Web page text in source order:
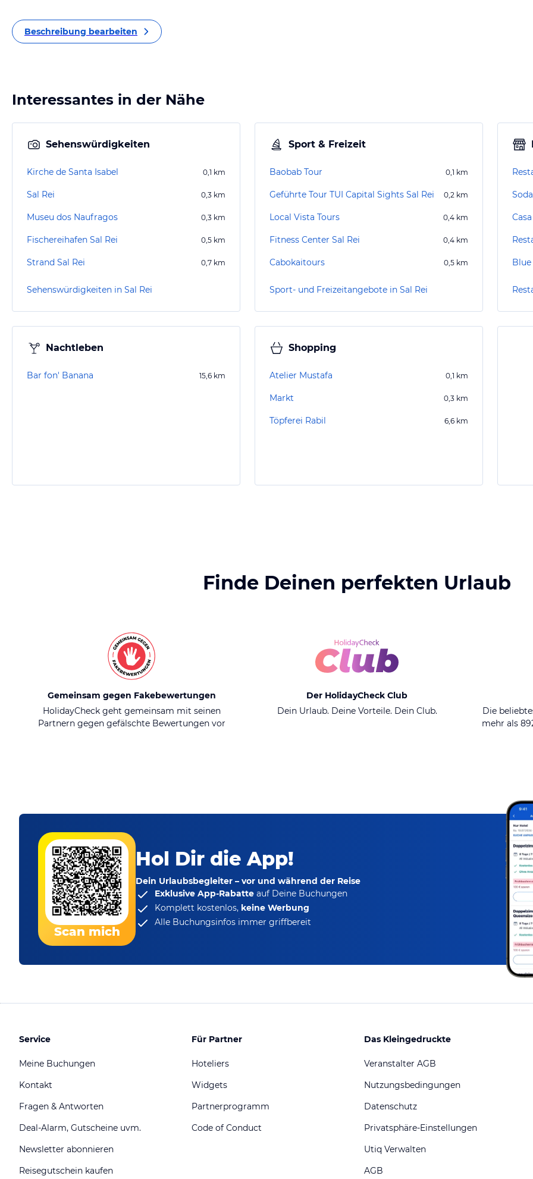
Beschreibung bearbeiten
Interessantes in der Nähe
Sehenswürdigkeiten
Kirche de Santa Isabel 0,1 km
Sal Rei 0,3 km
Museu dos Naufragos 0,3 km
Fischereihafen Sal Rei 0,5 km
Strand Sal Rei 0,7 km
Sehenswürdigkeiten in Sal Rei
Sport & Freizeit
Baobab Tour 0,1 km
Geführte Tour TUI Capital Sights Sal Rei 0,2 km
Local Vista Tours 0,4 km
Fitness Center Sal Rei 0,4 km
Cabokaitours 0,5 km
Sport- und Freizeitangebote in Sal Rei
Nachtleben
Bar fon' Banana 15,6 km
Shopping
Atelier Mustafa 0,1 km
Markt 0,3 km
Töpferei Rabil 6,6 km
Finde Deinen perfekten Urlaub
Gemeinsam gegen Fakebewertungen
HolidayCheck geht gemeinsam mit seinen
Partnern gegen gefälschte Bewertungen vor
Der HolidayCheck Club
Dein Urlaub. Deine Vorteile. Dein Club.
Die
mehr als
Scan mich
Hol Dir die App!
Dein Urlaubsbegleiter – vor und während der Reise
Exklusive App-Rabatte auf Deine Buchungen
Komplett kostenlos, keine Werbung
Alle Buchungsinfos immer griffbereit
Service
Meine Buchungen
Kontakt
Fragen & Antworten
Deal-Alarm, Gutscheine uvm.
Newsletter abonnieren
Reisegutschein kaufen
Für Partner
Hoteliers
Widgets
Partnerprogramm
Code of Conduct
Das Kleingedruckte
Veranstalter AGB
Nutzungsbedingungen
Datenschutz
Privatsphäre-Einstellungen
Utiq Verwalten
AGB